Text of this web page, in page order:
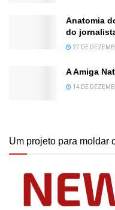
Anatomia
do
27 DE
A Amiga
14 DE
Um projeto para moldar